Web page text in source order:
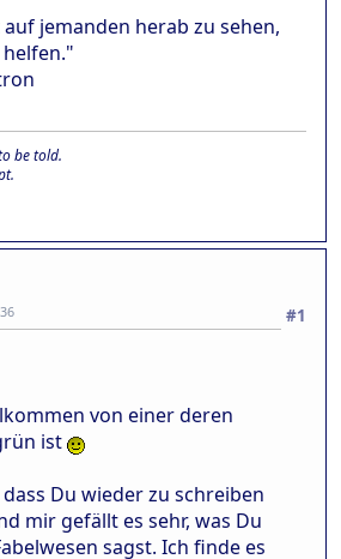
jemanden herab zu sehen,
be told.
#1
von einer deren
ist
Du wieder zu schreiben
mir gefällt es sehr, was Du
sagst. Ich finde es